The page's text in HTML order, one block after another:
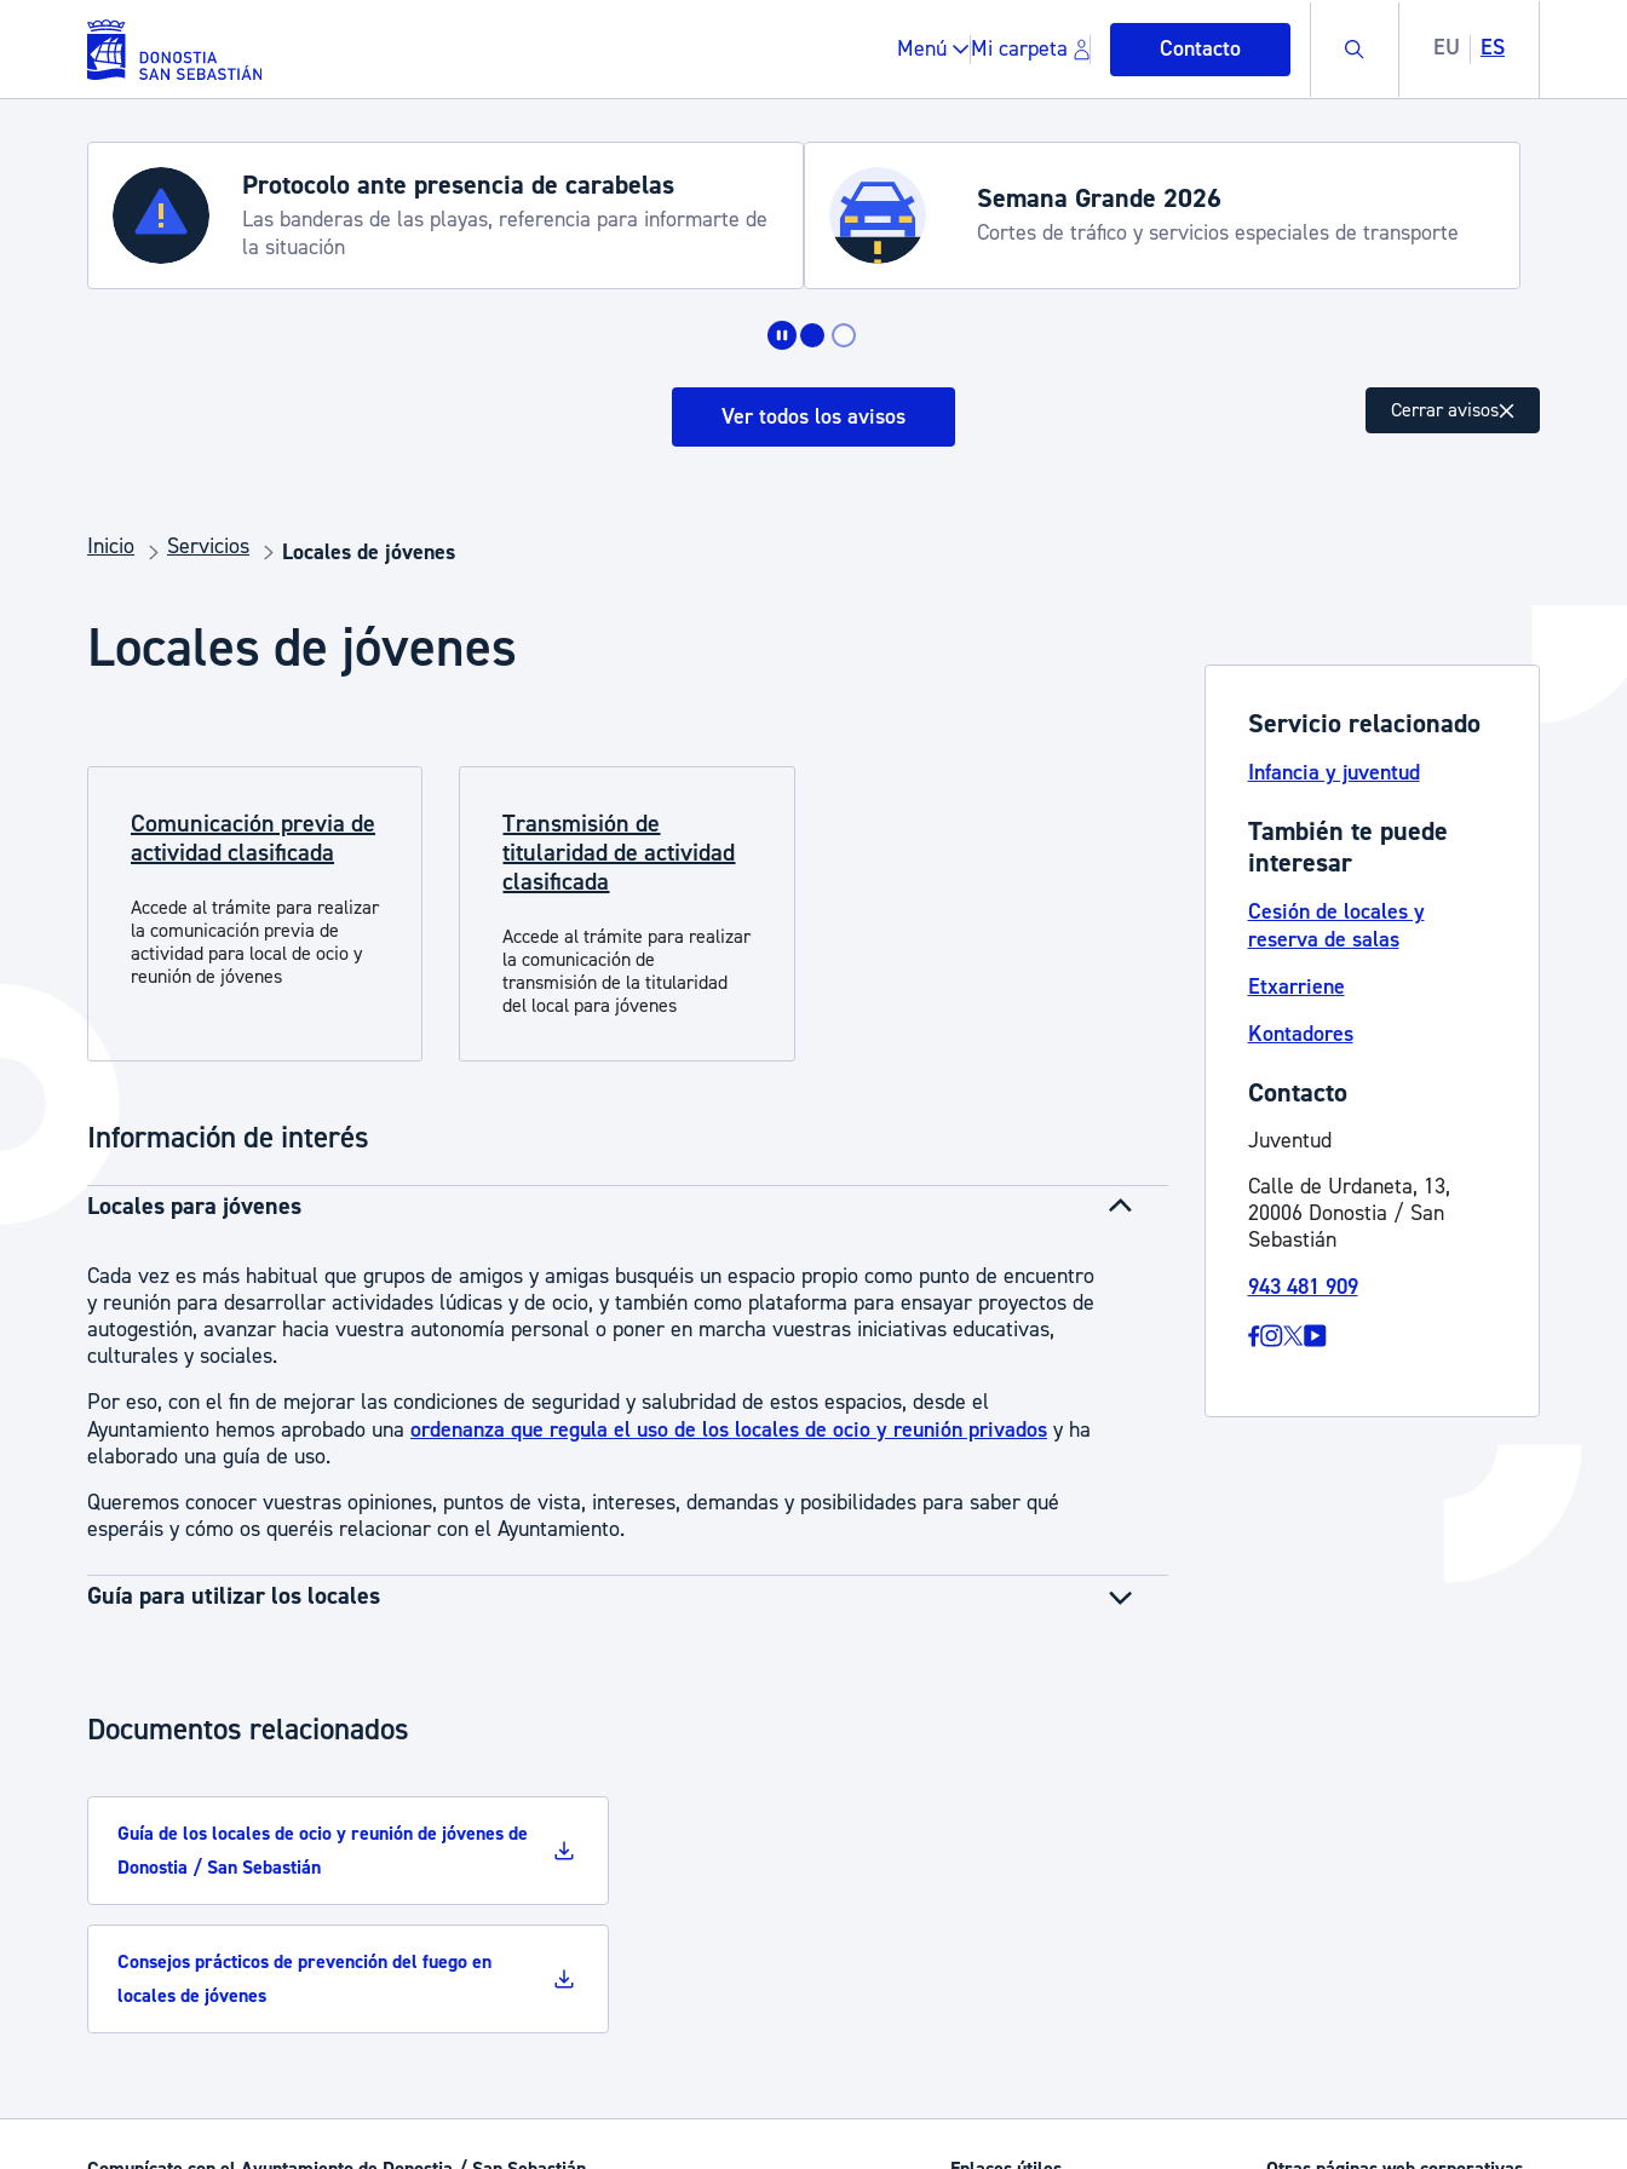
Saltar al contenido principal
Menú Mi carpeta Contacto Buscar EU ES
Servicios
Padrón y asuntos personales
Espacio público, residuos y medioambiente
Seguridad ciudadana y emergencias
Salud Pública, animales y consumo
Participación ciudadana y asociacionismo
Deporte
La ciudad ahora
Descubre la ciudad
Ayuda a la tramitación
Protocolo ante presencia de carabelas
Las banderas de las playas, referencia para informarte de
la situación
Semana Grande 2026
Cortes de tráfico y servicios especiales de transporte
Ver todos los avisos Cerrar avisos
Inicio Servicios Locales de jóvenes
Locales de jóvenes
Comunicación previa de
actividad clasificada
Accede al trámite para realizar
la comunicación previa de
actividad para local de ocio y
reunión de jóvenes
Transmisión de
titularidad de actividad
clasificada
Accede al trámite para realizar
la comunicación de
transmisión de la titularidad
del local para jóvenes
Información de interés
Locales para jóvenes
Cada vez es más habitual que grupos de amigos y amigas busquéis un espacio propio como punto de encuentro
y reunión para desarrollar actividades lúdicas y de ocio, y también como plataforma para ensayar proyectos de
autogestión, avanzar hacia vuestra autonomía personal o poner en marcha vuestras iniciativas educativas,
culturales y sociales.
Por eso, con el fin de mejorar las condiciones de seguridad y salubridad de estos espacios, desde el
Ayuntamiento hemos aprobado una ordenanza que regula el uso de los locales de ocio y reunión privados y ha
elaborado una guía de uso.
Queremos conocer vuestras opiniones, puntos de vista, intereses, demandas y posibilidades para saber qué
esperáis y cómo os queréis relacionar con el Ayuntamiento.
Guía para utilizar los locales
Documentos relacionados
Guía de los locales de ocio y reunión de jóvenes de
Donostia / San Sebastián
Consejos prácticos de prevención del fuego en
locales de jóvenes
Servicio relacionado
Infancia y juventud
También te puede
interesar
Cesión de locales y
reserva de salas
Etxarriene
Kontadores
Contacto
Juventud
Calle de Urdaneta, 13,
20006 Donostia / San
Sebastián
943 481 909